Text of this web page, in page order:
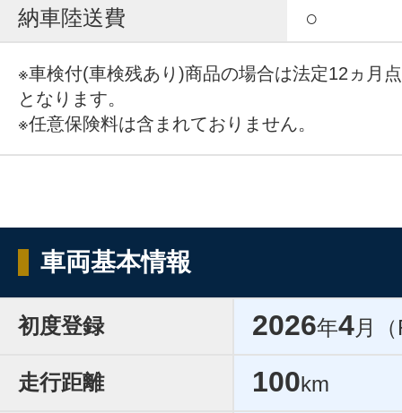
納車陸送費
○
※車検付(車検残あり)商品の場合は法定12ヵ月
となります。
※任意保険料は含まれておりません。
車両基本情報
初度登録 2026年4月
走行距離 100km